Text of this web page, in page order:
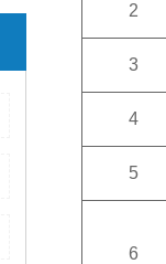
2
3
4
5
6